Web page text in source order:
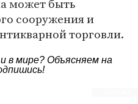
может быть
сооружения и
торговли.
в мире? Объясняем на